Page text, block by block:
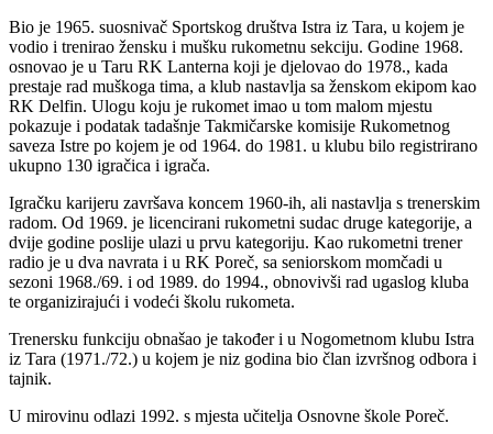
Bio je 1965. suosnivač Sportskog društva Istra iz Tara, u kojem je
vodio i trenirao žensku i mušku rukometnu sekciju. Godine 1968.
osnovao je u Taru RK Lanterna koji je djelovao do 1978., kada
prestaje rad muškoga tima, a klub nastavlja sa ženskom ekipom kao
RK Delfin. Ulogu koju je rukomet imao u tom malom mjestu
pokazuje i podatak tadašnje Takmičarske komisije Rukometnog
saveza Istre po kojem je od 1964. do 1981. u klubu bilo registrirano
ukupno 130 igračica i igrača.
Igračku karijeru završava koncem 1960-ih, ali nastavlja s trenerskim
radom. Od 1969. je licencirani rukometni sudac druge kategorije, a
dvije godine poslije ulazi u prvu kategoriju. Kao rukometni trener
radio je u dva navrata i u RK Poreč, sa seniorskom momčadi u
sezoni 1968./69. i od 1989. do 1994., obnovivši rad ugaslog kluba
te organizirajući i vodeći školu rukometa.
Trenersku funkciju obnašao je također i u Nogometnom klubu Istra
iz Tara (1971./72.) u kojem je niz godina bio član izvršnog odbora i
tajnik.
U mirovinu odlazi 1992. s mjesta učitelja Osnovne škole Poreč.